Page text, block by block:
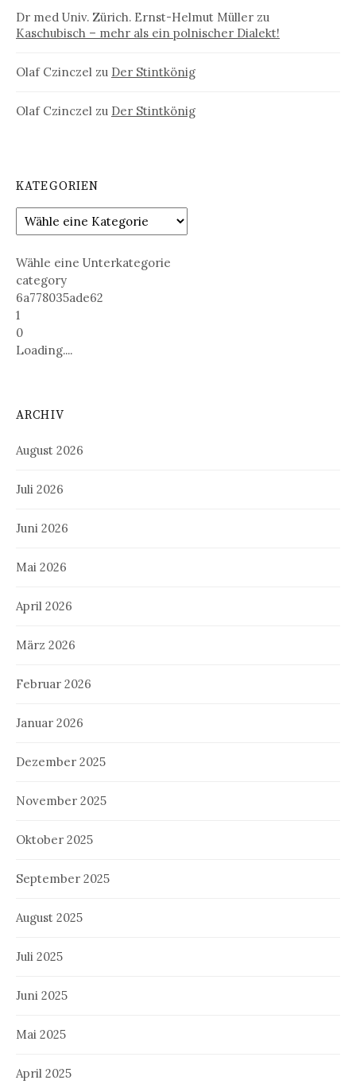
Dr med Univ. Zürich. Ernst-Helmut Müller zu
Kaschubisch – mehr als ein polnischer Dialekt!
Olaf Czinczel zu Der Stintkönig
Olaf Czinczel zu Der Stintkönig
KATEGORIEN
Wähle eine Unterkategorie
category
6a778035ade62
1
0
Loading....
ARCHIV
August 2026
Juli 2026
Juni 2026
Mai 2026
April 2026
März 2026
Februar 2026
Januar 2026
Dezember 2025
November 2025
Oktober 2025
September 2025
August 2025
Juli 2025
Juni 2025
Mai 2025
April 2025